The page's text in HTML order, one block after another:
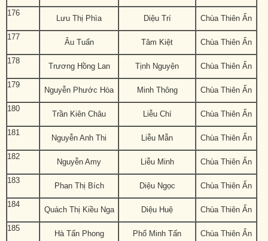
176
Lưu Thị Phìa Diệu Trí Chùa Thiên Ấn
177
Âu Tuấn Tâm Kiệt Chùa Thiên Ấn
178
Trương Hồng Lan Tịnh Nguyện Chùa Thiên Ấn
179
Nguyễn Phước Hòa Minh Thông Chùa Thiên Ấn
180
Trần Kiên Châu Liễu Chí Chùa Thiên Ấn
181
Nguyễn Anh Thi Liễu Mẫn Chùa Thiên Ấn
182
Nguyễn Amy Liễu Minh Chùa Thiên Ấn
183
Phan Thị Bích Diệu Ngọc Chùa Thiên Ấn
184
Quách Thị Kiều Nga Diệu Huệ Chùa Thiên Ấn
185
Hà Tấn Phong Phổ Minh Tấn Chùa Thiên Ấn